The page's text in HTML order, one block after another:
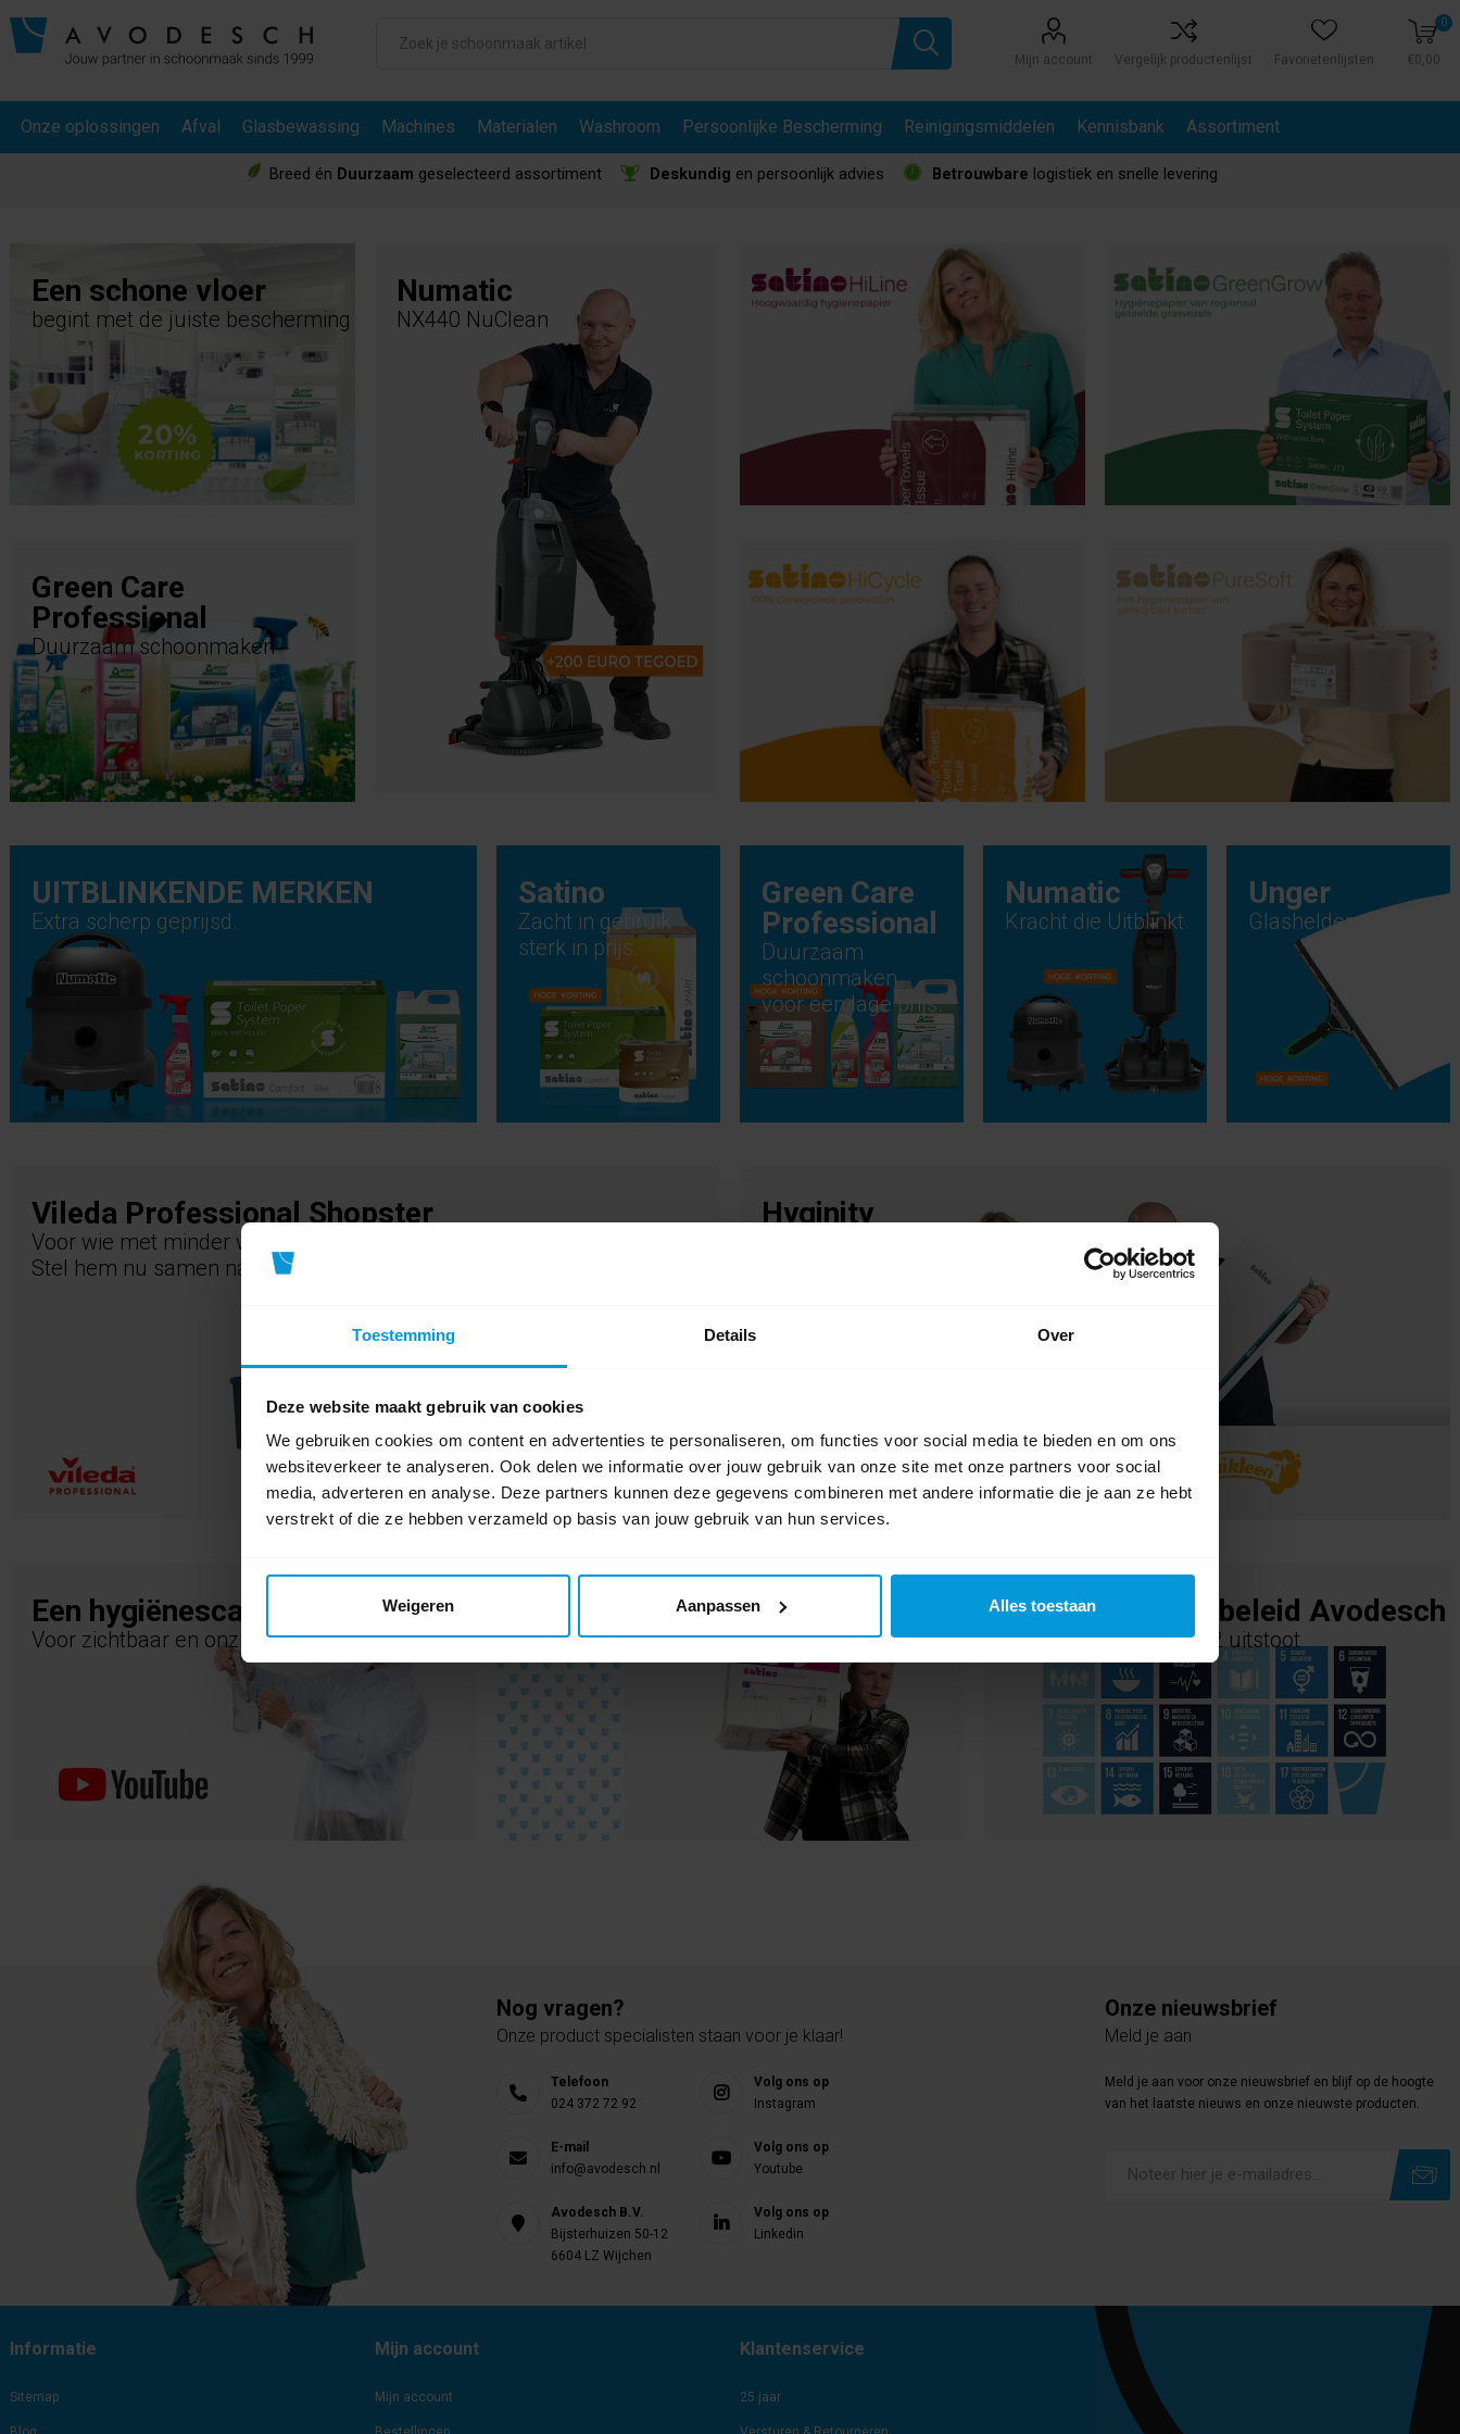
Toestemming Details Over
Deze website maakt gebruik van cookies
We gebruiken cookies om content en advertenties te personaliseren, om functies voor social media te bieden en om ons
websiteverkeer te analyseren. Ook delen we informatie over jouw gebruik van onze site met onze partners voor social
media, adverteren en analyse. Deze partners kunnen deze gegevens combineren met andere informatie die je aan ze hebt
verstrekt of die ze hebben verzameld op basis van jouw gebruik van hun services.
Weigeren Aanpassen Alles toestaan
Mijn account Vergelijk productenlijst Favorietenlijsten
0
€0,00
Onze oplossingen Afval Glasbewassing Machines Materialen Washroom Persoonlijke Bescherming Reinigingsmiddelen Kennisbank Assortiment
Breed én Duurzaam geselecteerd assortiment Deskundig en persoonlijk advies Betrouwbare logistiek en snelle levering
Een schone vloer
begint met de juiste bescherming
Green Care
Professional
Duurzaam schoonmaken
Numatic
NX440 NuClean
UITBLINKENDE MERKEN
Extra scherp geprijsd.
Satino
Zacht in gebruik
sterk in prijs.
Green Care
Professional
Duurzaam
schoonmaken
voor een lage prijs.
Numatic
Kracht die Uitblinkt.
Unger
Glashelder resultaat.
Vileda Professional Shopster
Voor wie met minder wil Uitblinken
Stel hem nu samen naar jouw wensen
Hyginity
Een hygiënescan
Voor zichtbaar en onzichtbaar vuil
Satino by Wepa
Easy, clean, professional.
Duurzaamheidsbeleid Avodesch
Reduceren van de CO2 uitstoot
Nog vragen?
Onze product specialisten staan voor je klaar!
Telefoon
024 372 72 92
E-mail
info@avodesch.nl
Avodesch B.V.
Bijsterhuizen 50-12
6604 LZ Wijchen
Volg ons op
Instagram
Volg ons op
Youtube
Volg ons op
Linkedin
Onze nieuwsbrief
Meld je aan
Meld je aan voor onze nieuwsbrief en blijf op de hoogte
van het laatste nieuws en onze nieuwste producten.
Informatie
Sitemap
Mijn account
Mijn account
Klantenservice
25 jaar